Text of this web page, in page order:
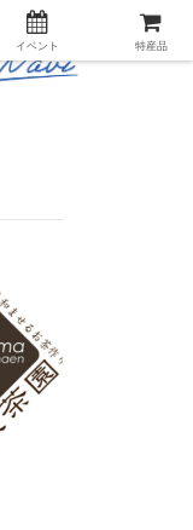
ナビ
イベント 特産品